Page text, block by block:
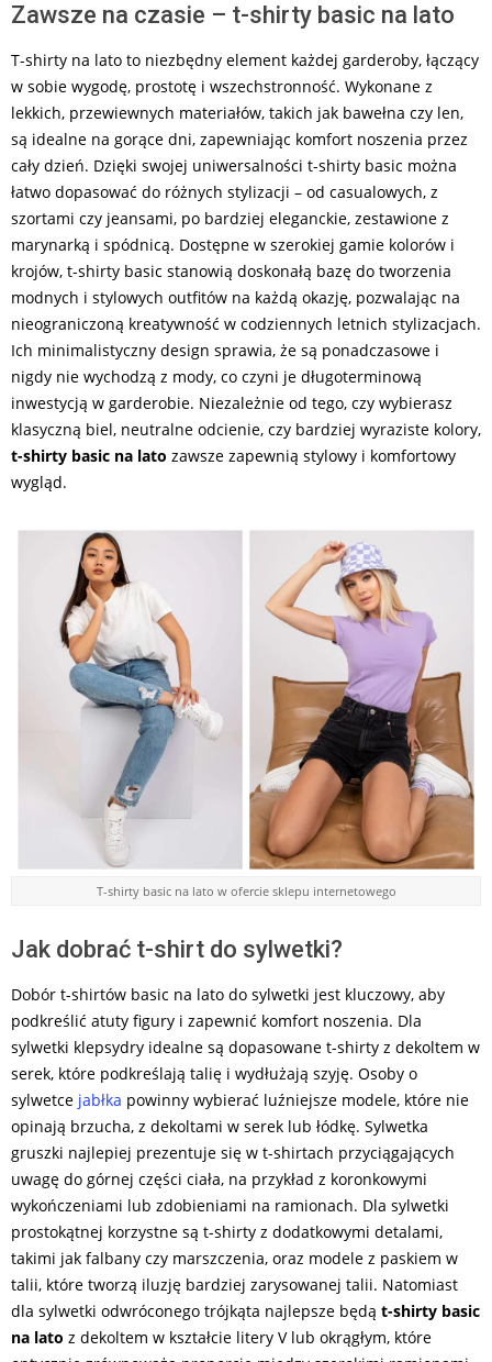
Zawsze na czasie – t-shirty basic na lato
T-shirty na lato to niezbędny element każdej garderoby, łączący
w sobie wygodę, prostotę i wszechstronność. Wykonane z
lekkich, przewiewnych materiałów, takich jak bawełna czy len,
są idealne na gorące dni, zapewniając komfort noszenia przez
cały dzień. Dzięki swojej uniwersalności t-shirty basic można
łatwo dopasować do różnych stylizacji – od casualowych, z
szortami czy jeansami, po bardziej eleganckie, zestawione z
marynarką i spódnicą. Dostępne w szerokiej gamie kolorów i
krojów, t-shirty basic stanowią doskonałą bazę do tworzenia
modnych i stylowych outfitów na każdą okazję, pozwalając na
nieograniczoną kreatywność w codziennych letnich stylizacjach.
Ich minimalistyczny design sprawia, że są ponadczasowe i
nigdy nie wychodzą z mody, co czyni je długoterminową
inwestycją w garderobie. Niezależnie od tego, czy wybierasz
klasyczną biel, neutralne odcienie, czy bardziej wyraziste kolory,
t-shirty basic na lato zawsze zapewnią stylowy i komfortowy
wygląd.
T-shirty basic na lato w ofercie sklepu internetowego
Jak dobrać t-shirt do sylwetki?
Dobór t-shirtów basic na lato do sylwetki jest kluczowy, aby
podkreślić atuty figury i zapewnić komfort noszenia. Dla
sylwetki klepsydry idealne są dopasowane t-shirty z dekoltem w
serek, które podkreślają talię i wydłużają szyję. Osoby o
sylwetce jabłka powinny wybierać luźniejsze modele, które nie
opinają brzucha, z dekoltami w serek lub łódkę. Sylwetka
gruszki najlepiej prezentuje się w t-shirtach przyciągających
uwagę do górnej części ciała, na przykład z koronkowymi
wykończeniami lub zdobieniami na ramionach. Dla sylwetki
prostokątnej korzystne są t-shirty z dodatkowymi detalami,
takimi jak falbany czy marszczenia, oraz modele z paskiem w
talii, które tworzą iluzję bardziej zarysowanej talii. Natomiast
dla sylwetki odwróconego trójkąta najlepsze będą t-shirty basic
na lato z dekoltem w kształcie litery V lub okrągłym, które